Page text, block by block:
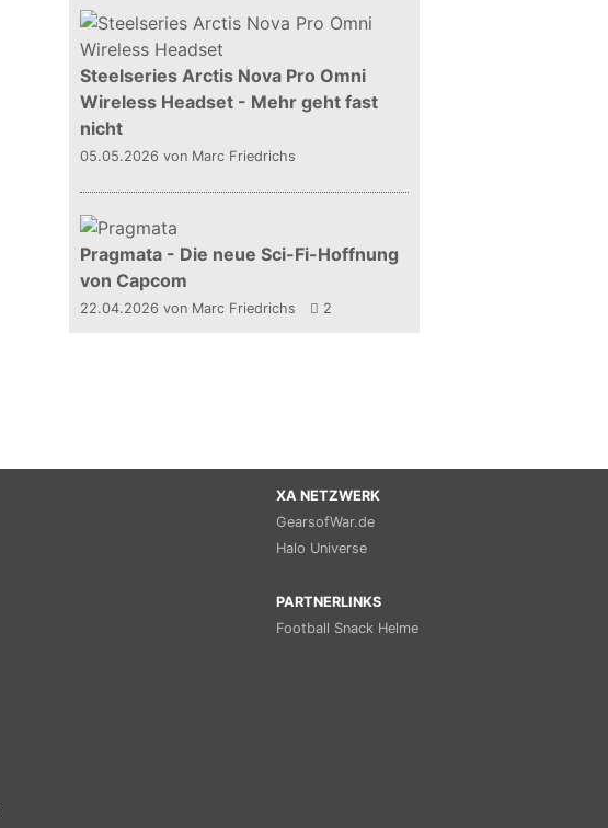
Steelseries Arctis Nova Pro Omni
Wireless Headset - Mehr geht fast
nicht
05.05.2026 von Marc Friedrichs
Pragmata - Die neue Sci-Fi-Hoffnung
von Capcom
22.04.2026 von Marc Friedrichs 2
XA NETZWERK
GearsofWar.de
Halo Universe
PARTNERLINKS
Football Snack Helme